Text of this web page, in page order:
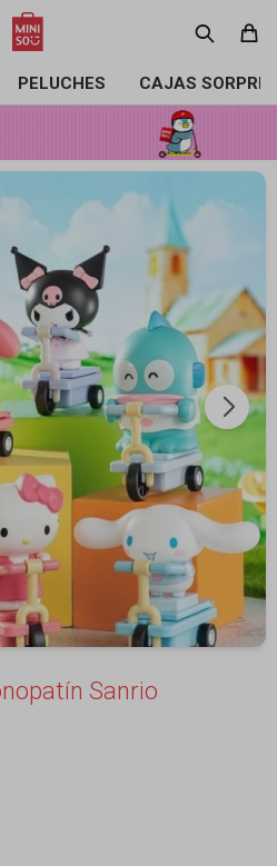
PELUCHES CAJAS
Sanrio